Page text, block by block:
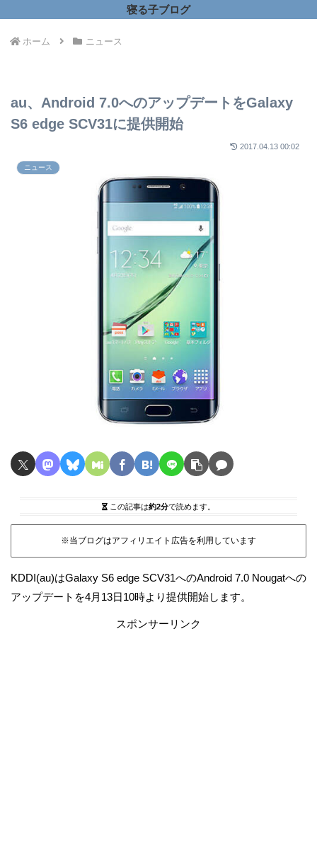
寝る子ブログ
ホーム ニュース
au、Android 7.0へのアップデートをGalaxy
S6 edge SCV31に提供開始
2017.04.13 00:02
ニュース
この記事は約2分で読めます。
※当ブログはアフィリエイト広告を利用しています
KDDI(au)はGalaxy S6 edge SCV31へのAndroid 7.0 Nougatへの
アップデートを4月13日10時より提供開始します。
スポンサーリンク